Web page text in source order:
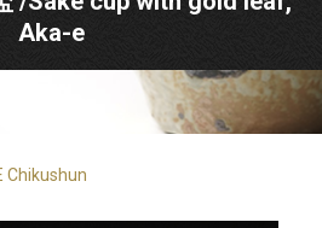
Aka-e
Chikushun